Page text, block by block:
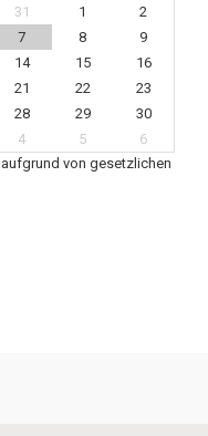
31 1
2
7 8
9
14 15
16
21 22
23
28 29
30
4 5
6
von gesetzlichen